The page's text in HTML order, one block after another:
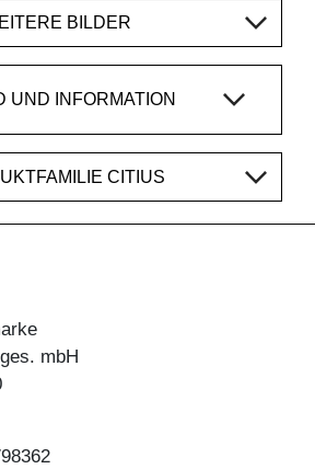
BILDER
UND INFORMATION
CITIUS
mbH